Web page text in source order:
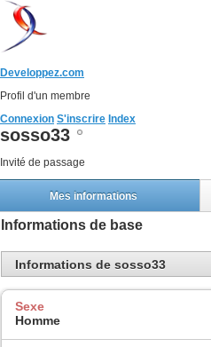
Developpez.com
Profil d'un membre
Connexion S'inscrire Index
sosso33
Invité de passage
Mes informations
Informations de base
Informations de sosso33
Sexe
Homme